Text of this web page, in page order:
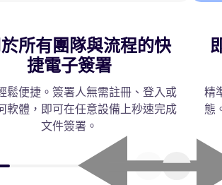
所有團隊與流程的快
捷電子簽署
鬆便捷。簽署人無需註冊、登入或
軟體，即可在任意設備上秒速完成
文件簽署。
精
態